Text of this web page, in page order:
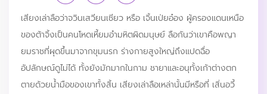
เสียงเล่าลือว่าจวินเสวียนเซียว หรือ เจิ้นเป่ยอ๋อง ผู้ครองแดนเหนือ
ของต้าจิ้งเป็นคนโหดเหี้ยมอำมหิตผิดมนุษย์ ลือกันว่าเขาคือพญา
ยมราชที่ผุดขึ้นมาจากขุมนรก ร่างกายสูงใหญ่ถึงแปดฉื่อ
อัปลักษณ์ดูไม่ได้ ทั้งยังมักมากในกาม ชายาและอนุทั้งเก้าต่างตก
ตายด้วยน้ำมือของเขาทั้งสิ้น เสียงเล่าลือเหล่านั้นมีหรือที่ เสิ่นอวี้